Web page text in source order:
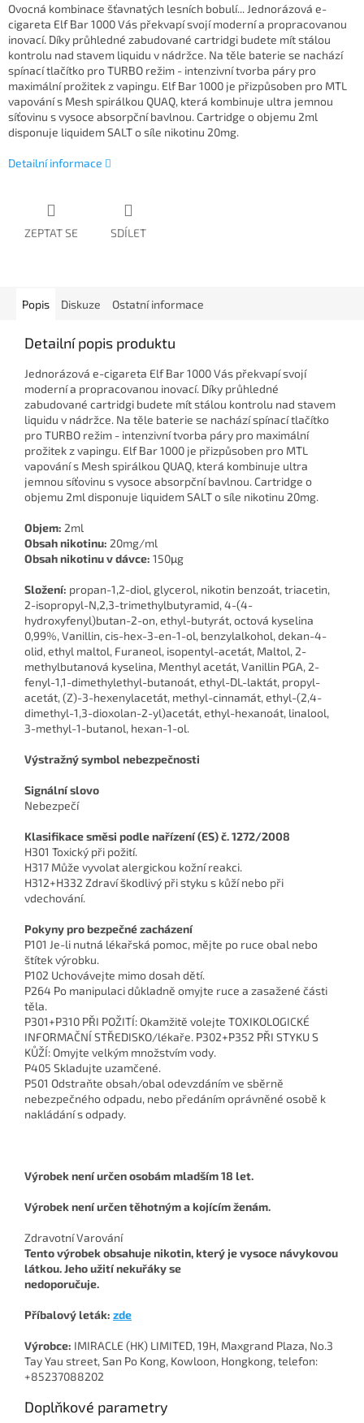
Ovocná kombinace šťavnatých lesních bobulí... Jednorázová e-
cigareta Elf Bar 1000 Vás překvapí svojí moderní a propracovanou
inovací. Díky průhledné zabudované cartridgi budete mít stálou
kontrolu nad stavem liquidu v nádržce. Na těle baterie se nachází
spínací tlačítko pro TURBO režim - intenzivní tvorba páry pro
maximální prožitek z vapingu. Elf Bar 1000 je přizpůsoben pro MTL
vapování s Mesh spirálkou QUAQ, která kombinuje ultra jemnou
síťovinu s vysoce absorpční bavlnou. Cartridge o objemu 2ml
disponuje liquidem SALT o síle nikotinu 20mg.
Detailní informace
ZEPTAT SE SDÍLET
Popis Diskuze Ostatní informace
Detailní popis produktu
Jednorázová e-cigareta Elf Bar 1000 Vás překvapí svojí
moderní a propracovanou inovací. Díky průhledné
zabudované cartridgi budete mít stálou kontrolu nad stavem
liquidu v nádržce. Na těle baterie se nachází spínací tlačítko
pro TURBO režim - intenzivní tvorba páry pro maximální
prožitek z vapingu. Elf Bar 1000 je přizpůsoben pro MTL
vapování s Mesh spirálkou QUAQ, která kombinuje ultra
jemnou síťovinu s vysoce absorpční bavlnou. Cartridge o
objemu 2ml disponuje liquidem SALT o síle nikotinu 20mg.
Objem: 2ml
Obsah nikotinu: 20mg/ml
Obsah nikotinu v dávce: 150μg
Složení: propan-1,2-diol, glycerol, nikotin benzoát, triacetin,
2-isopropyl-N,2,3-trimethylbutyramid, 4-(4-
hydroxyfenyl)butan-2-on, ethyl-butyrát, octová kyselina
0,99%, Vanillin, cis-hex-3-en-1-ol, benzylalkohol, dekan-4-
olid, ethyl maltol, Furaneol, isopentyl-acetát, Maltol, 2-
methylbutanová kyselina, Menthyl acetát, Vanillin PGA, 2-
fenyl-1,1-dimethylethyl-butanoát, ethyl-DL-laktát, propyl-
acetát, (Z)-3-hexenylacetát, methyl-cinnamát, ethyl-(2,4-
dimethyl-1,3-dioxolan-2-yl)acetát, ethyl-hexanoát, linalool,
3-methyl-1-butanol, hexan-1-ol.
Výstražný symbol nebezpečnosti
Signální slovo
Nebezpečí
Klasifikace směsi podle nařízení (ES) č. 1272/2008
H301 Toxický při požití.
H317 Může vyvolat alergickou kožní reakci.
H312+H332 Zdraví škodlivý při styku s kůží nebo při
vdechování.
Pokyny pro bezpečné zacházení
P101 Je-li nutná lékařská pomoc, mějte po ruce obal nebo
štítek výrobku.
P102 Uchovávejte mimo dosah dětí.
P264 Po manipulaci důkladně omyjte ruce a zasažené části
těla.
P301+P310 PŘI POŽITÍ: Okamžitě volejte TOXIKOLOGICKÉ
INFORMAČNÍ STŘEDISKO/lékaře. P302+P352 PŘI STYKU S
KŮŽÍ: Omyjte velkým množstvím vody.
P405 Skladujte uzamčené.
P501 Odstraňte obsah/obal odevzdáním ve sběrně
nebezpečného odpadu, nebo předáním oprávněné osobě k
nakládání s odpady.
Výrobek není určen osobám mladším 18 let.
Výrobek není určen těhotným a kojícím ženám.
Zdravotní Varování
Tento výrobek obsahuje nikotin, který je vysoce návykovou
látkou. Jeho užití nekuřáky se
nedoporučuje.
Příbalový leták: zde
Výrobce: IMIRACLE (HK) LIMITED, 19H, Maxgrand Plaza, No.3
Tay Yau street, San Po Kong, Kowloon, Hongkong, telefon:
+85237088202
Doplňkové parametry